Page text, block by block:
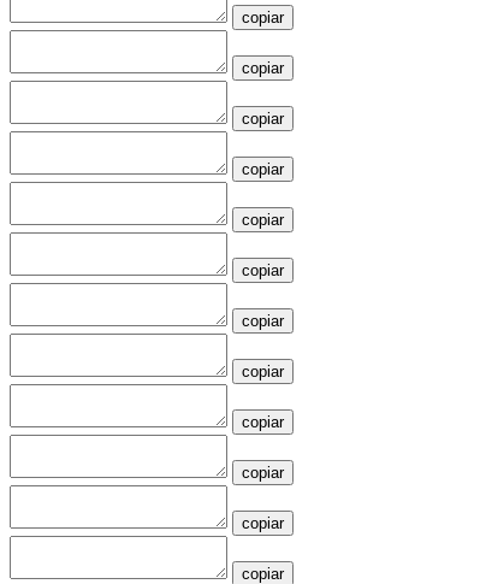
copiar
copiar
copiar
copiar
copiar
copiar
copiar
copiar
copiar
copiar
copiar
copiar